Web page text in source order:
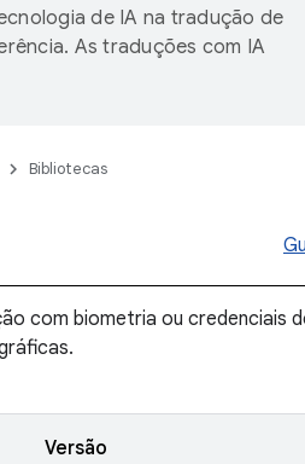
de IA na tradução de
As traduções com IA
Bibliotecas
com biometria ou credenciais
Versão